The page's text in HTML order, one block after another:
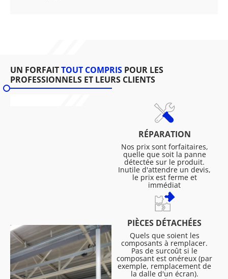
UN FORFAITTOUT COMPRIS POUR LES
PROFESSIONNELS ET LEURS CLIENTS
RÉPARATION
Nos prix sont forfaitaires,
quelle que soit la panne
détectée sur le produit.
Inutile d'attendre un devis,
le prix est ferme et
immédiat
PIÈCES DÉTACHÉES
Quels que soient les
composants à remplacer.
Pas de surcoût si le
composant est onéreux (par
exemple, remplacement de
la dalle d'un écran).